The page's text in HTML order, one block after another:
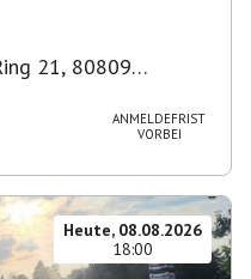
21, 80809
ANMELDEFRIST
VORBEI
Heute, 08.08.2026
18:00